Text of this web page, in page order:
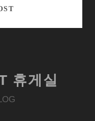
악
를
입
휴게실